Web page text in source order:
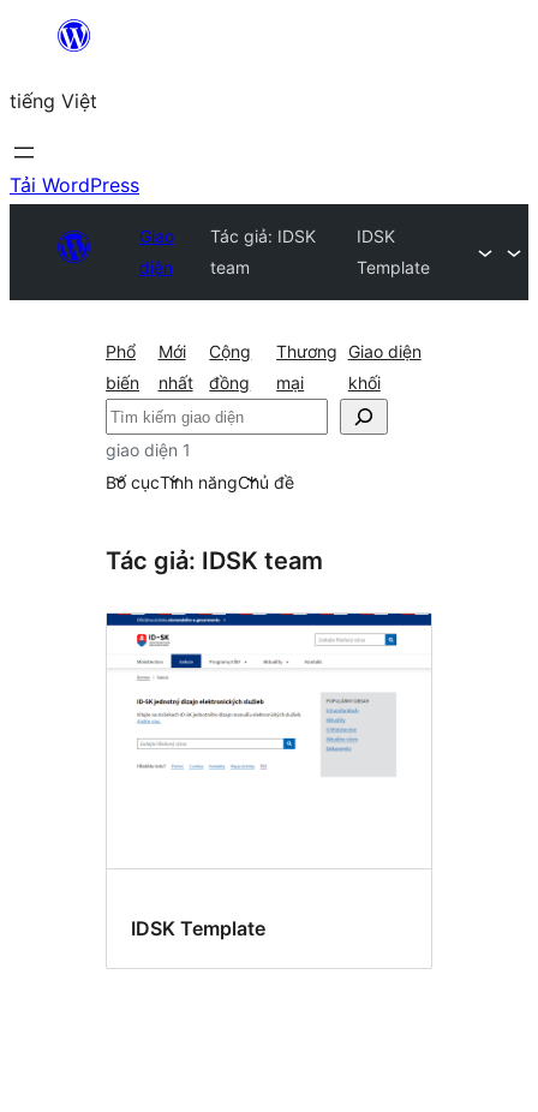
Chuyển
phần
nội
dung
tiếng Việt
Tải WordPress
Giao
diện
Tác giả: IDSK
team
IDSK
Template
Phổ
biến
Mới
nhất
Cộng
đồng
Thương
mại
Giao diện
khối
Tìm
kiếm
giao diện 1
Bố cụcTính năngChủ đề
Tác giả: IDSK team
IDSK Template